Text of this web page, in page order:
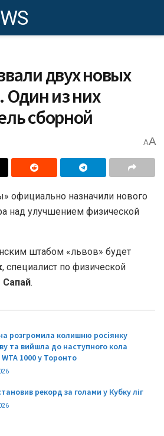
двух новых
Один из них
сборной
AA
официально назначили нового
над улучшением физической
штабом «львов» будет
, специалист по физической
.
розгромила колишню росіянку
та вийшла до наступного кола
WTA 1000 у Торонто
рекорд за голами у Кубку ліг